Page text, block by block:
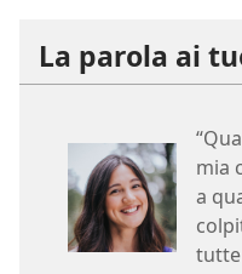
La parola ai
mia
a
tutte